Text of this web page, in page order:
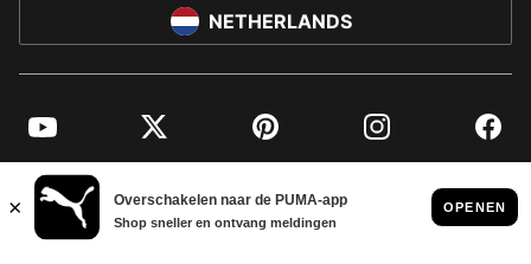
NETHERLANDS
YouTube Twitter Pinterest Instagram
© PUMA EUROPE GMBH, 2026. ALLE RECHTEN VOORBEHOUDEN
BEDRIJFSGEGEVENS EN JURIDISCHE GEGEVENS